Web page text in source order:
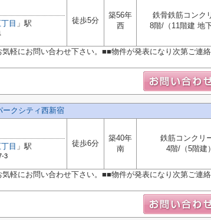
目 」駅 徒歩5分
築56年
西
鉄骨鉄筋コンク
8階/（11階建 地下
軽にお問い合わせ下さい。■■物件が発表になり次第ご連
ークシティ西新宿
目 」駅
3
徒歩6分
築40年
南
鉄筋コンクリ
4階/（5階建）
軽にお問い合わせ下さい。■■物件が発表になり次第ご連